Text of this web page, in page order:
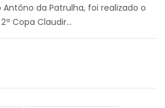
da Patrulha, foi realizado o
Copa Claudir...